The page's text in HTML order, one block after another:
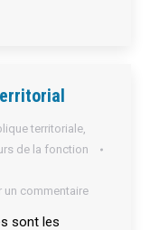
territoriale,
de la fonction
un commentaire
sont les